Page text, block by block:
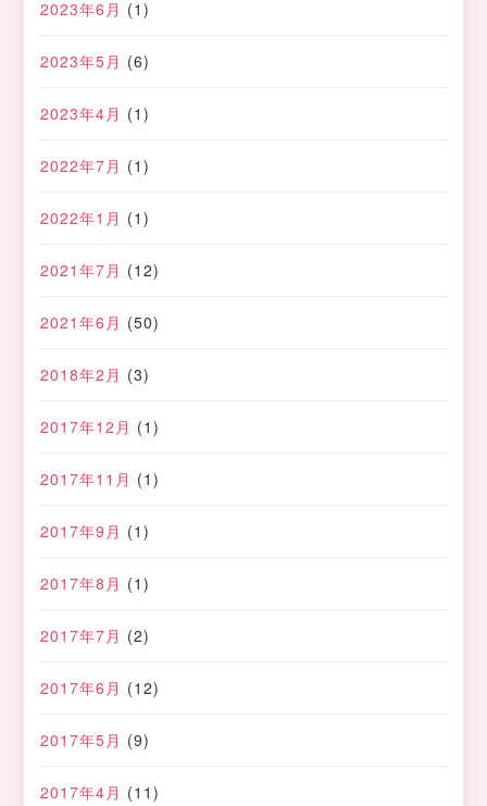
2023年6月 (1)
2023年5月 (6)
2023年4月 (1)
2022年7月 (1)
2022年1月 (1)
2021年7月 (12)
2021年6月 (50)
2018年2月 (3)
2017年12月 (1)
2017年11月 (1)
2017年9月 (1)
2017年8月 (1)
2017年7月 (2)
2017年6月 (12)
2017年5月 (9)
2017年4月 (11)